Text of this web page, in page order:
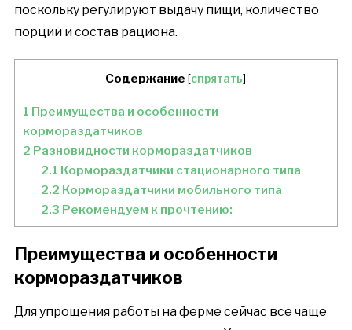
поскольку регулируют выдачу пищи, количество
порций и состав рациона.
Содержание [спрятать]
1 Преимущества и особенности
кормораздатчиков
2 Разновидности кормораздатчиков
2.1 Кормораздатчики стационарного типа
2.2 Кормораздатчики мобильного типа
2.3 Рекомендуем к прочтению:
Преимущества и особенности
кормораздатчиков
Для упрощения работы на ферме сейчас все чаще